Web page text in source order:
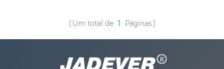
Um total de 1 Páginas